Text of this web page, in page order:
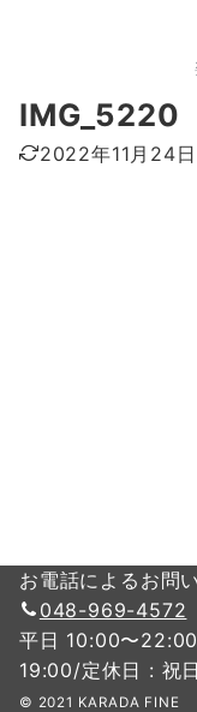
IMG_5220
2022年11月24日
お電話によるお問
048-969-4572
平日 10:00〜
19:00/定休日 : 祝日
© 2021 KARADA FINE